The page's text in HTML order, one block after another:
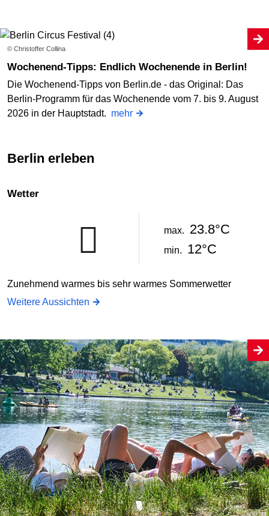
© Christoffer Collina
Wochenend-Tipps: Endlich Wochenende in Berlin!
Die Wochenend-Tipps von Berlin.de - das Original: Das
Berlin-Programm für das Wochenende vom 7. bis 9. August
2026 in der Hauptstadt. mehr
Berlin erleben
Wetter
max. 23.8°C
min. 12°C
Zunehmend warmes bis sehr warmes Sommerwetter
Weitere Aussichten